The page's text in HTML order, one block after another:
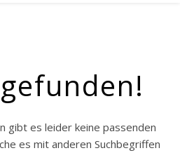
gibt es leider keine passenden
es mit anderen Suchbegriffen